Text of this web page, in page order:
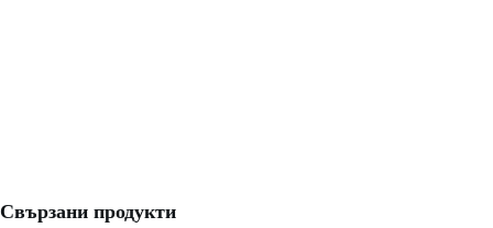
Свързани продукти